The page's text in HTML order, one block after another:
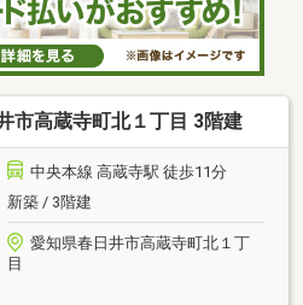
市高蔵寺町北１丁目 3階建
中央本線 高蔵寺駅 徒歩11分
新築 / 3階建
愛知県春日井市高蔵寺町北１丁
目